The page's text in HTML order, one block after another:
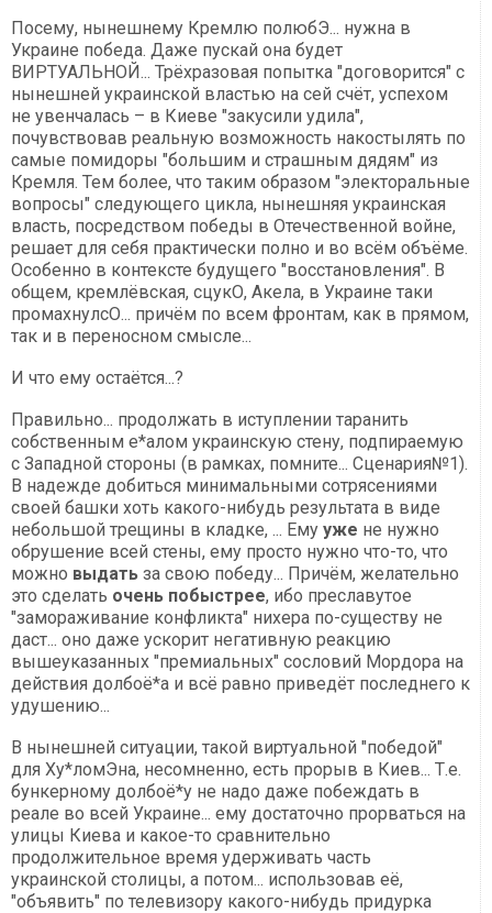
Посему, нынешнему Кремлю полюбЭ... нужна в
Украине победа. Даже пускай она будет
ВИРТУАЛЬНОЙ... Трёхразовая попытка "договорится" с
нынешней украинской властью на сей счёт, успехом
не увенчалась – в Киеве "закусили удила",
почувствовав реальную возможность накостылять по
самые помидоры "большим и страшным дядям" из
Кремля. Тем более, что таким образом "электоральные
вопросы" следующего цикла, нынешняя украинская
власть, посредством победы в Отечественной войне,
решает для себя практически полно и во всём объёме.
Особенно в контексте будущего "восстановления". В
общем, кремлёвская, сцукО, Акела, в Украине таки
промахнулсО... причём по всем фронтам, как в прямом,
так и в переносном смысле...
И что ему остаётся...?
Правильно... продолжать в иступлении таранить
собственным е*алом украинскую стену, подпираемую
с Западной стороны (в рамках, помните... Сценария№1).
В надежде добиться минимальными сотрясениями
своей башки хоть какого-нибудь результата в виде
небольшой трещины в кладке, ... Ему уже не нужно
обрушение всей стены, ему просто нужно что-то, что
можно выдать за свою победу... Причём, желательно
это сделать очень побыстрее, ибо преславутое
"замораживание конфликта" нихера по-существу не
даст... оно даже ускорит негативную реакцию
вышеуказанных "премиальных" сословий Мордора на
действия долбоё*а и всё равно приведёт последнего к
удушению...
В нынешней ситуации, такой виртуальной "победой"
для Ху*ломЭна, несомненно, есть прорыв в Киев... Т.е.
бункерному долбоё*у не надо даже побеждать в
реале во всей Украине... ему достаточно прорваться на
улицы Киева и какое-то сравнительно
продолжительное время удерживать часть
украинской столицы, а потом... использовав её,
"объявить" по телевизору какого-нибудь придурка